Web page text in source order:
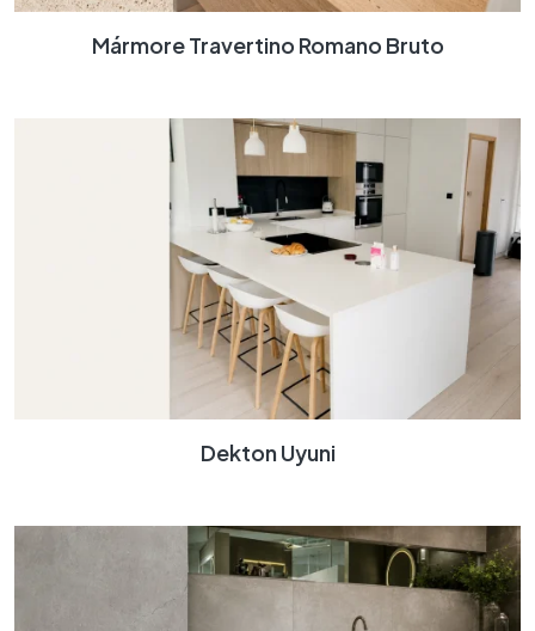
Mármore Travertino Romano Bruto
Dekton Uyuni